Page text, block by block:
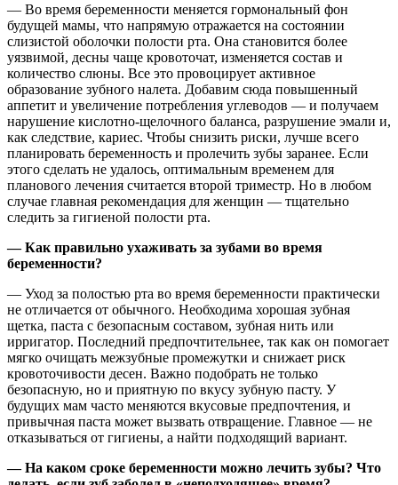
— Во время беременности меняется гормональный фон
будущей мамы, что напрямую отражается на состоянии
слизистой оболочки полости рта. Она становится более
уязвимой, десны чаще кровоточат, изменяется состав и
количество слюны. Все это провоцирует активное
образование зубного налета. Добавим сюда повышенный
аппетит и увеличение потребления углеводов — и получаем
нарушение кислотно-щелочного баланса, разрушение эмали и,
как следствие, кариес. Чтобы снизить риски, лучше всего
планировать беременность и пролечить зубы заранее. Если
этого сделать не удалось, оптимальным временем для
планового лечения считается второй триместр. Но в любом
случае главная рекомендация для женщин — тщательно
следить за гигиеной полости рта.
— Как правильно ухаживать за зубами во время
беременности?
— Уход за полостью рта во время беременности практически
не отличается от обычного. Необходима хорошая зубная
щетка, паста с безопасным составом, зубная нить или
ирригатор. Последний предпочтительнее, так как он помогает
мягко очищать межзубные промежутки и снижает риск
кровоточивости десен. Важно подобрать не только
безопасную, но и приятную по вкусу зубную пасту. У
будущих мам часто меняются вкусовые предпочтения, и
привычная паста может вызвать отвращение. Главное — не
отказываться от гигиены, а найти подходящий вариант.
— На каком сроке беременности можно лечить зубы? Что